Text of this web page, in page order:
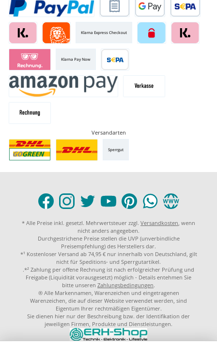
Klarna Express Checkout
Klarna Pay Now
Versandarten
Sperrgut
* Alle Preise inkl. gesetzl. Mehrwertsteuer zzgl. Versandkosten , wenn
nicht anders angegeben.
Durchgestrichene Preise stellen die UVP (unverbindliche
Preisempfehlung) des Herstellers dar.
*¹ Kostenloser Versand ab 74,95 € nur innerhalb von Deutschland, gilt
nicht für Speditions- und Sperrgutartikel.
.*² Zahlung per offene Rechnung ist nach erfolgreicher Prüfung und
Freigabe (Liquidität vorausgesetzt) möglich - Details entehmen Sie
bitte unseren Zahlungsbedingungen.
® Alle Markennamen, Warenzeichen und eingetragenen
Warenzeichen, die auf dieser Website verwendet werden, sind
Eigentum Ihrer rechtmäßigen Eigentümer.
Sie dienen hier nur der Beschreibung bzw. der Identifikation der
jeweiligen Firmen, Produkte und Dienstleistungen.